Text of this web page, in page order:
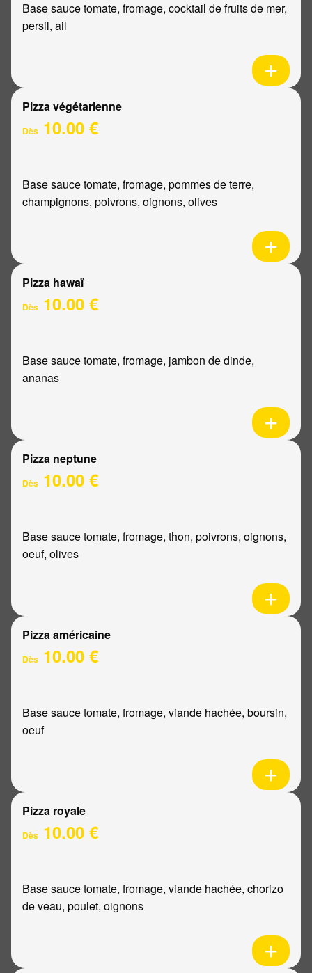
Base sauce tomate, fromage, cocktail de fruits de mer,
persil, ail
Pizza végétarienne
Dès 10.00 €
Base sauce tomate, fromage, pommes de terre,
champignons, poivrons, oignons, olives
Pizza hawaï
Dès 10.00 €
Base sauce tomate, fromage, jambon de dinde,
ananas
Pizza neptune
Dès 10.00 €
Base sauce tomate, fromage, thon, poivrons, oignons,
oeuf, olives
Pizza américaine
Dès 10.00 €
Base sauce tomate, fromage, viande hachée, boursin,
oeuf
Pizza royale
Dès 10.00 €
Base sauce tomate, fromage, viande hachée, chorizo
de veau, poulet, oignons